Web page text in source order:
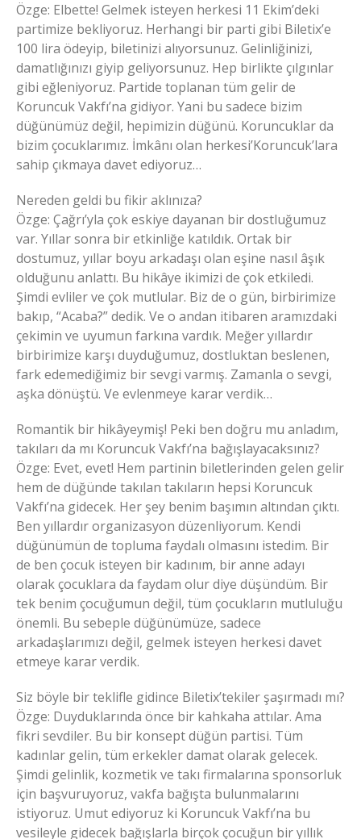
Özge: Elbette! Gelmek isteyen herkesi 11 Ekim’deki
partimize bekliyoruz. Herhangi bir parti gibi Biletix’e
100 lira ödeyip, biletinizi alıyorsunuz. Gelinliğinizi,
damatlığınızı giyip geliyorsunuz. Hep birlikte çılgınlar
gibi eğleniyoruz. Partide toplanan tüm gelir de
Koruncuk Vakfı’na gidiyor. Yani bu sadece bizim
düğünümüz değil, hepimizin düğünü. Koruncuklar da
bizim çocuklarımız. İmkânı olan herkesi’Koruncuk’lara
sahip çıkmaya davet ediyoruz…
Nereden geldi bu fikir aklınıza?
Özge: Çağrı’yla çok eskiye dayanan bir dostluğumuz
var. Yıllar sonra bir etkinliğe katıldık. Ortak bir
dostumuz, yıllar boyu arkadaşı olan eşine nasıl âşık
olduğunu anlattı. Bu hikâye ikimizi de çok etkiledi.
Şimdi evliler ve çok mutlular. Biz de o gün, birbirimize
bakıp, “Acaba?” dedik. Ve o andan itibaren aramızdaki
çekimin ve uyumun farkına vardık. Meğer yıllardır
birbirimize karşı duyduğumuz, dostluktan beslenen,
fark edemediğimiz bir sevgi varmış. Zamanla o sevgi,
aşka dönüştü. Ve evlenmeye karar verdik…
Romantik bir hikâyeymiş! Peki ben doğru mu anladım,
takıları da mı Koruncuk Vakfı’na bağışlayacaksınız?
Özge: Evet, evet! Hem partinin biletlerinden gelen gelir
hem de düğünde takılan takıların hepsi Koruncuk
Vakfı’na gidecek. Her şey benim başımın altından çıktı.
Ben yıllardır organizasyon düzenliyorum. Kendi
düğünümün de topluma faydalı olmasını istedim. Bir
de ben çocuk isteyen bir kadınım, bir anne adayı
olarak çocuklara da faydam olur diye düşündüm. Bir
tek benim çocuğumun değil, tüm çocukların mutluluğu
önemli. Bu sebeple düğünümüze, sadece
arkadaşlarımızı değil, gelmek isteyen herkesi davet
etmeye karar verdik.
Siz böyle bir teklifle gidince Biletix’tekiler şaşırmadı mı?
Özge: Duyduklarında önce bir kahkaha attılar. Ama
fikri sevdiler. Bu bir konsept düğün partisi. Tüm
kadınlar gelin, tüm erkekler damat olarak gelecek.
Şimdi gelinlik, kozmetik ve takı firmalarına sponsorluk
için başvuruyoruz, vakfa bağışta bulunmalarını
istiyoruz. Umut ediyoruz ki Koruncuk Vakfı’na bu
vesileyle gidecek bağışlarla birçok çocuğun bir yıllık